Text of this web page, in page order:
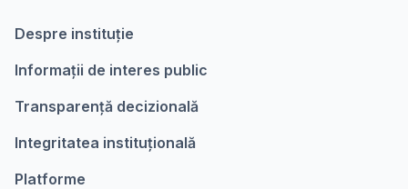
Despre instituție
Informații de interes public
Transparență decizională
Integritatea instituțională
Platforme